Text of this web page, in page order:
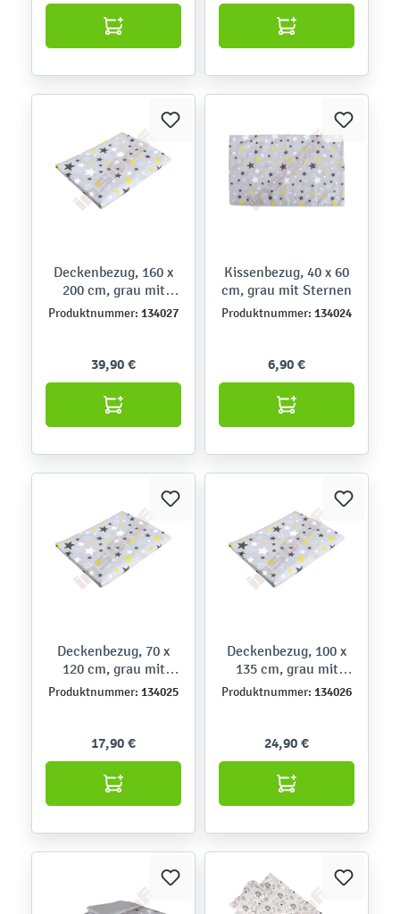
Deckenbezug, 160 x
200 cm, grau mit
Sternen
Produktnummer: 134027
39,90 €
Kissenbezug, 40 x 60
cm, grau mit Sternen
Produktnummer: 134024
6,90 €
Deckenbezug, 70 x
120 cm, grau mit
Sternen
Produktnummer: 134025
17,90 €
Deckenbezug, 100 x
135 cm, grau mit
Sternen
Produktnummer: 134026
24,90 €